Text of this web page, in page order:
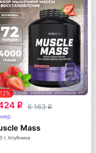
q 6 163q
Mass
г, Клубника